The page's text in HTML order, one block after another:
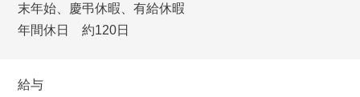
末年始、慶弔休暇、有給休暇
年間休日 約120日
給与